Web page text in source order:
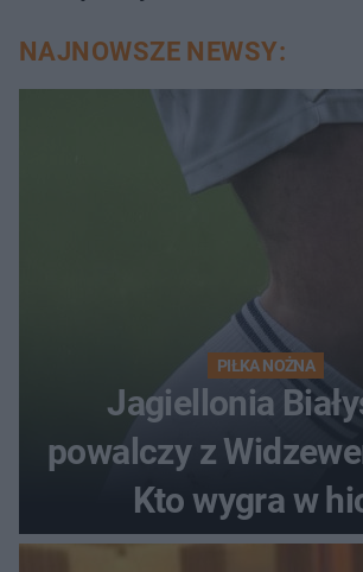
NAJNOWSZE NEWSY:
PIŁKA NOŻNA
Jagiellonia
powalczy z
Kto wygra w
Ekstraklasy?